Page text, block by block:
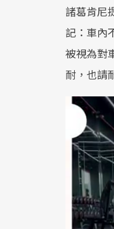
諸葛肯尼
記：車內
被視為對
耐，也請